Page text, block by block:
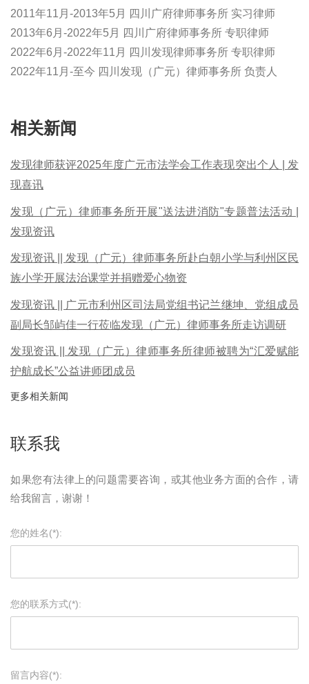
2011年11月-2013年5月 四川广府律师事务所 实习律师
2013年6月-2022年5月 四川广府律师事务所 专职律师
2022年6月-2022年11月 四川发现律师事务所 专职律师
2022年11月-至今 四川发现（广元）律师事务所 负责人
相关新闻
发现律师获评2025年度广元市法学会工作表现突出个人 | 发
现喜讯
发现（广元）律师事务所开展"送法进消防"专题普法活动 |
发现资讯
发现资讯 || 发现（广元）律师事务所赴白朝小学与利州区民
族小学开展法治课堂并捐赠爱心物资
发现资讯 || 广元市利州区司法局党组书记兰继坤、党组成员
副局长邹屿佳一行莅临发现（广元）律师事务所走访调研
发现资讯 || 发现（广元）律师事务所律师被聘为“汇爱赋能
护航成长”公益讲师团成员
更多相关新闻
联系我
如果您有法律上的问题需要咨询，或其他业务方面的合作，请
给我留言，谢谢！
您的姓名(*):
您的联系方式(*):
留言内容(*):